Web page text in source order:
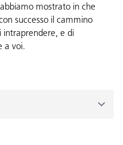
mostrato in che
successo il cammino
intraprendere, e di
a voi.